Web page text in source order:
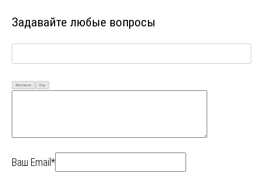
Задавайте любые вопросы
Визуально Код
Ваш Email*